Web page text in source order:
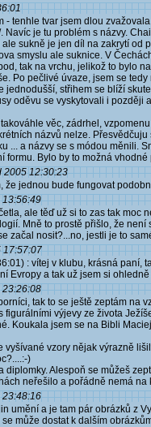
- tenhle tvar jsem dlou
Navíc je tu problém s názvy.
sukně je jen díl na zakrytí od
smyslu ale suknice. V
tak na vrchu, jelikož to bylo
Po pečlivé úvaze, jsem se
jednodušší, střihem se blíží
oděvu se vyskytovali i později
věc, zádrhel,
názvů nelze.
... a názvy se s módou měnili.
formu. Bylo by to možná
2005 12:30:23
že jednou bude fungovat
13:56:49
ale těď už si to zas tak moc
Mně to prostě přišlo, že
začal nosit?...no, jestli je to
17:57:07
: vítej v klubu, krásná
Evropy a tak už jsem si
23:26:08
tak to se ještě zeptám na
figurálními výjevy ze života
Koukala jsem se na Bibli
vyšívané vzory nějak výrazně
)
diplomky. Alespoň se můžeš
neřešilo a pořádně nemá
23:48:16
umění a je tam pár obrázků z
může dostat k dalším